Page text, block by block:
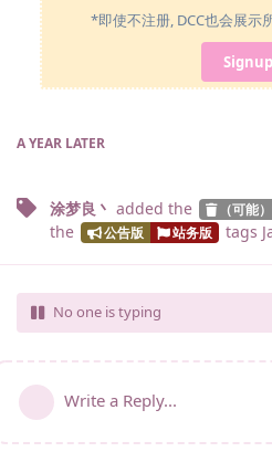
*即使不注册, DCC也会展示
Signup
A YEAR LATER
涂梦良丶 added the （可能
the
公告版 站务版 tags
No one is typing
Write a Reply...